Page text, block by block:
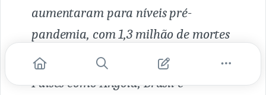
aumentaram para níveis pré-
pandemia, com 1,3 milhão de mortes
em 2022.
Países como Angola, Brasil e